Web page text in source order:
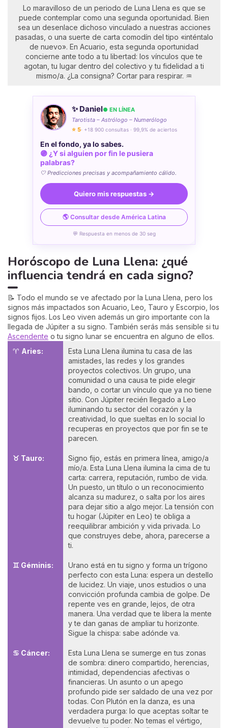
Lo maravilloso de un periodo de Luna Llena es que se
puede contemplar como una segunda oportunidad. Bien
sea un desenlace dichoso vinculado a nuestras acciones
pasadas, o una suerte de carta comodín del tipo «inténtalo
de nuevo». En Acuario, esta segunda oportunidad
concierne ante todo a tu libertad: los vínculos que te
agotan, tu lugar dentro del colectivo y tu fidelidad a ti
mismo/a. ¿La consigna? Cortar para respirar. ♒
✨ Daniel● EN LÍNEA
Tarotista – Astrólogo – Numerólogo
⭐ 5· +18 900 consultas · 99,9% de aciertos
En el fondo, ya lo sabes.
🟣 ¿Y si alguien por fin le pusiera
palabras?
🤍 Predicciones precisas y acompañamiento cálido.
Quiero mis respuestas →
🌎 Consultar desde América Latina
💬 Respuesta en menos de 30 seg
Horóscopo de Luna Llena: ¿qué
influencia tendrá en cada signo?
📝 Todo el mundo se ve afectado por la Luna Llena, pero los
signos más impactados son Acuario, Leo, Tauro y Escorpio, los
signos fijos. Los Leo viven además un giro importante con la
llegada de Júpiter a su signo. También serás más sensible si tu
Ascendente o tu signo lunar se encuentra en alguno de ellos.
♈ Aries:
Esta Luna Llena ilumina tu casa de las
amistades, las redes y los grandes
proyectos colectivos. Un grupo, una
comunidad o una causa te pide elegir
bando, o cortar un vínculo que ya no tiene
sitio. Con Júpiter recién llegado a Leo
iluminando tu sector del corazón y la
creatividad, lo que sueltas en lo social lo
recuperas en proyectos que por fin se te
parecen.
♉ Tauro:
Signo fijo, estás en primera línea, amigo/a
mío/a. Esta Luna Llena ilumina la cima de tu
carta: carrera, reputación, rumbo de vida.
Un puesto, un título o un reconocimiento
alcanza su madurez, o salta por los aires
para dejar sitio a algo mejor. La tensión con
tu hogar (Júpiter en Leo) te obliga a
reequilibrar ambición y vida privada. Lo
que construyes debe, ahora, parecerse a
ti.
♊ Géminis:
Urano está en tu signo y forma un trígono
perfecto con esta Luna: espera un destello
de lucidez. Un viaje, unos estudios o una
convicción profunda cambia de golpe. De
repente ves en grande, lejos, de otra
manera. Una verdad que te libera la mente
y te dan ganas de ampliar tu horizonte.
Sigue la chispa: sabe adónde va.
♋ Cáncer:
Esta Luna Llena se sumerge en tus zonas
de sombra: dinero compartido, herencias,
intimidad, dependencias afectivas o
financieras. Un asunto o un apego
profundo pide ser saldado de una vez por
todas. Con Plutón en la danza, es una
verdadera purga: lo que aceptas soltar te
devuelve tu poder. No temas el vértigo,